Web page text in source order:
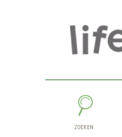
ZOEKEN